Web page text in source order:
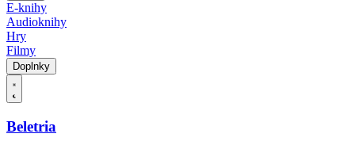
E-knihy
Audioknihy
Hry
Filmy
Doplnky
Beletria